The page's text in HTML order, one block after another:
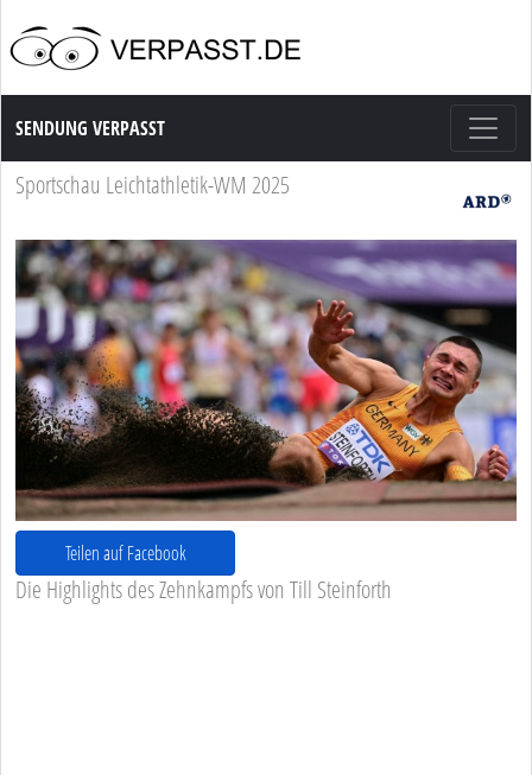
Sendung Verpasst
SENDUNG VERPASST
Sportschau Leichtathletik-WM 2025
Teilen auf Facebook
Die Highlights des Zehnkampfs von Till Steinforth